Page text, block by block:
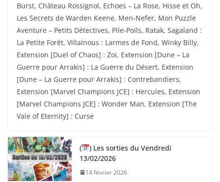
Burst, Château Rossignol, Echoes – La Rose, Hisse et Oh,
Les Secrets de Warden Keene, Men-Nefer, Mon Puzzle
Aventure – Petits Détectives, Pile-Poils, Ratak, Sagaland :
La Petite Forêt, Villainous : Larmes de Fond, Winky Billy,
Extension [Duel of Chaos] : Zoi, Extension [Dune – La
Guerre pour Arrakis] : La Guerre du Désert, Extension
[Dune – La Guerre pour Arrakis] : Contrebandiers,
Extension [Marvel Champions JCE] : Hercules, Extension
[Marvel Champions JCE] : Wonder Man, Extension [The
Vale of Eternity] : Curse
(
) Les sorties du Vendredi
13/02/2026
14 février 2026